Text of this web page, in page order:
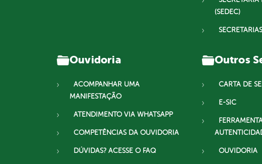
(SEDEC)
SECRETARIAS
Ouvidoria
ACOMPANHAR UMA
MANIFESTAÇÃO
ATENDIMENTO VIA WHATSAPP
COMPETÊNCIAS DA OUVIDORIA
DÚVIDAS? ACESSE O FAQ
Outros
CARTA DE
E-SIC
OUVIDORIA